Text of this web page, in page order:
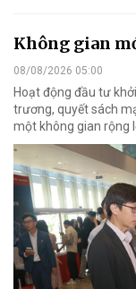
Không gian
08/08/2026 05:00
Hoạt động đầu tư
trương, quyết sách
một không gian rộng